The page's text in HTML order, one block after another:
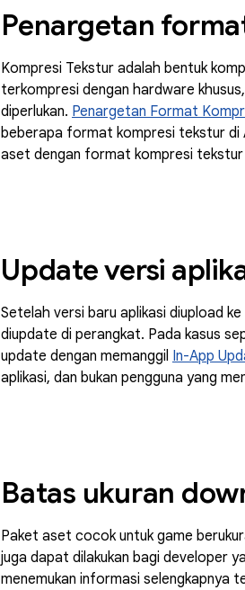
Penargetan
Kompresi Tekstur adalah bentuk
terkompresi dengan hardware
diperlukan. Penargetan Format
beberapa format kompresi tekstur di
aset dengan format kompresi
Update versi
Setelah versi baru aplikasi diupload
diupdate di perangkat. Pada kasus
update dengan memanggil In-App
aplikasi, dan bukan pengguna yang
Batas ukuran
Paket aset cocok untuk game
juga dapat dilakukan bagi developer
menemukan informasi selengkapnya